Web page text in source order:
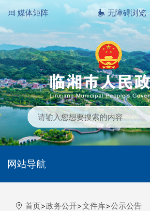
媒体矩阵 无障碍浏览
网站导航
首页>政务公开>文件库>公示公告